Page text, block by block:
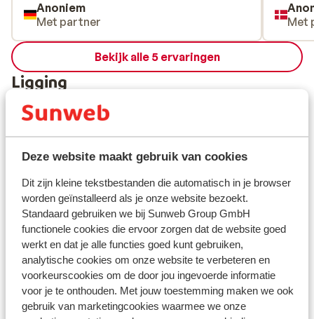
Deze website maakt gebruik van cookies
Dit zijn kleine tekstbestanden die automatisch in je browser
worden geïnstalleerd als je onze website bezoekt.
Standaard gebruiken we bij Sunweb Group GmbH
functionele cookies die ervoor zorgen dat de website goed
werkt en dat je alle functies goed kunt gebruiken,
analytische cookies om onze website te verbeteren en
voorkeurscookies om de door jou ingevoerde informatie
voor je te onthouden. Met jouw toestemming maken we ook
gebruik van marketingcookies waarmee we onze
Anoniem
Met partner
Met
Bekijk alle 5 ervaringen
Ligging
Bekijk op kaart
Afstanden
Afstand tot centrum: circa 1,5 kilometer
Skibushalte: 20 m
Afstand tot skilift circa 1,5 kilometer
Rustig gelegen